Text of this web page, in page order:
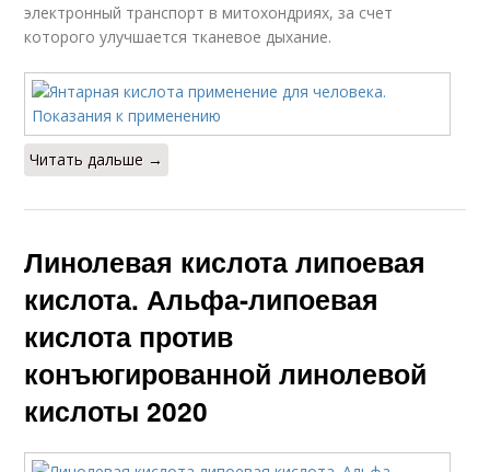
электронный транспорт в митохондриях, за счет
которого улучшается тканевое дыхание.
Читать дальше →
Линолевая кислота липоевая
кислота. Альфа-липоевая
кислота против
конъюгированной линолевой
кислоты 2020